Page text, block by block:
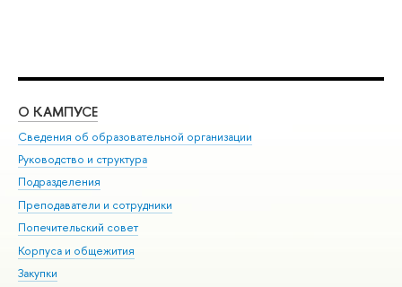
О КАМПУСЕ
Сведения об образовательной организации
Руководство и структура
Подразделения
Преподаватели и сотрудники
Попечительский совет
Корпуса и общежития
Закупки